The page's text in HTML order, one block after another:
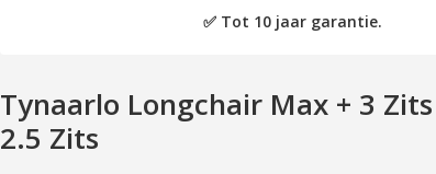
✅ Tot 10 jaar garantie.
Tynaarlo Longchair Max + 3 Zits
2.5 Zits